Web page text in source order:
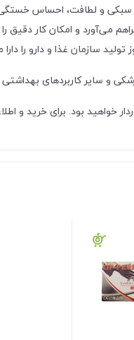
و لطافت، احساس خستگی
و امکان کار دقیق را
و سایر کاربردهای